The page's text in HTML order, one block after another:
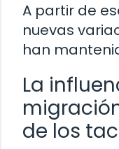
A partir de
nuevas
han
La
de los